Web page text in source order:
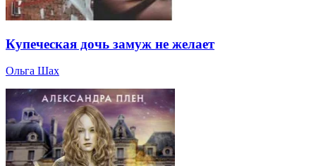
Купеческая дочь замуж не желает
Ольга Шах